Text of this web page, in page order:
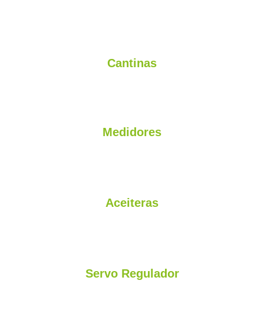
Cantinas
Medidores
Aceiteras
Servo Regulador